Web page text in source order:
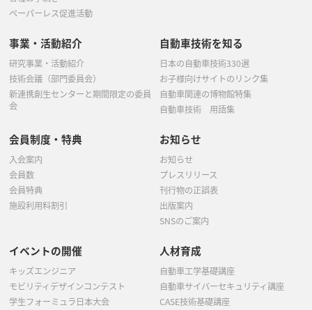
ペーパーレス促進活動
事業・活動紹介
研究事業・活動紹介
技術会議（部門委員会）
新連携創生センターと期間限定の委員
会
自動車技術を知る
日本の自動車技術330選
お子様向けサイトのリンク集
自動車関連の博物館特集
自動車技術 用語集
会員制度・特典
入会案内
会員数
会員特典
施設利用料割引
お知らせ
お知らせ
プレスリリース
刊行物の正誤表
出版案内
SNSのご案内
イベントの開催
キッズエンジニア
モビリティデザインコンテスト
学生フォーミュラ日本大会
人材育成
自動車工学基礎講座
自動車サイバーセキュリティ講座
CASE技術基礎講座